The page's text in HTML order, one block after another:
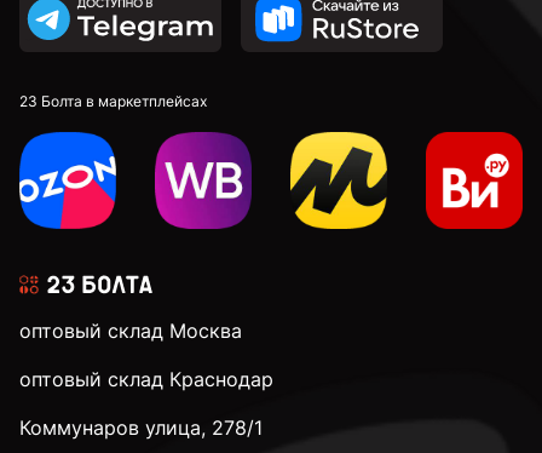
23 Болта в маркетплейсах
оптовый склад Москва
оптовый склад Краснодар
Коммунаров улица, 278/1